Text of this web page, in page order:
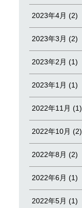
2023年4月 (2)
2023年3月 (2)
2023年2月 (1)
2023年1月 (1)
2022年11月 (1)
2022年10月 (2)
2022年8月 (2)
2022年6月 (1)
2022年5月 (1)